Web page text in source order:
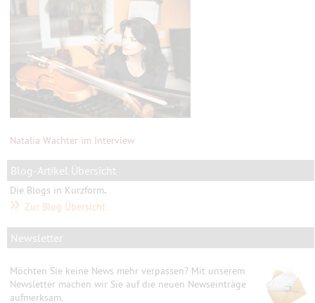
Natalia Wächter im Interview
Blog-Artikel Übersicht
Die Blogs in Kurzform.
» Zur Blog Übersicht
Newsletter
Möchten Sie keine News mehr verpassen? Mit unserem
Newsletter machen wir Sie auf die neuen Newseinträge
aufmerksam.